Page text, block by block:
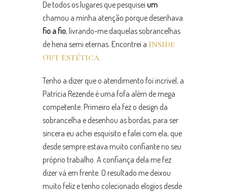
De todos os lugares que pesquisei um
chamou a minha atenção porque desenhava
fio a fio, livrando-me daquelas sobrancelhas
de hena semi eternas. Encontrei a Inside
Out Estética.
Tenho a dizer que o atendimento foi incrível, a
Patrícia Rezende é uma fofa além de mega
competente. Primeiro ela fez o design da
sobrancelha e desenhou as bordas, para ser
sincera eu achei esquisito e falei com ela, que
desde sempre estava muito confiante no seu
próprio trabalho. A confiança dela me fez
dizer vá em frente. O resultado me deixou
muito feliz e tenho colecionado elogios desde